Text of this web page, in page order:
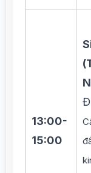
13:00-
15:00